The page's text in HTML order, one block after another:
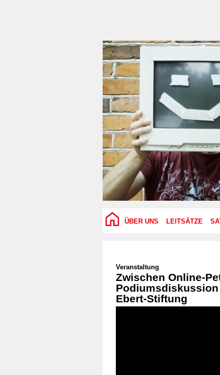
ÜBER UNS LEITSÄTZE
Veranstaltung
Zwischen Online-
Ebert-Stiftung